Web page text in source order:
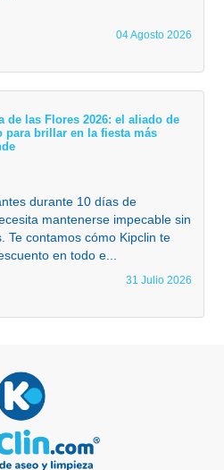
04 Agosto 2026
de las Flores 2026: el aliado de
para brillar en la fiesta más
durante 10 días de
mantenerse impecable sin
Te contamos cómo Kipclin te
en todo e...
31 Julio 2026